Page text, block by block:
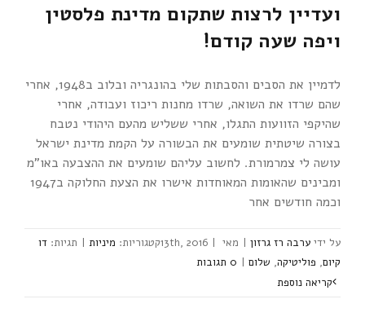
ועדיין לרצות שתקום מדינת פלסטין
ויפה שעה קודם!
לדמיין את הסבים והסבתות שלי בהונגריה ובלוב ב1948, אחרי
שהם שרדו את השואה, שרדו מחנות ריכוז ועבודה, אחרי
שהיקפי הזוועות התגלו, אחרי ששליש מהעם היהודי נטבח
בצורה שיטתית שומעים את הבשורה על הקמת מדינת ישראל
עושה לי צמרמורת. לחשוב עליהם שומעים את ההצבעה באו"מ
ומבינים שהאומות המאוחדות אישרו את הצעת החלוקה ב1947
וכמה חודשים אחר
ערבה רז גרזון | מאי 13th, 2016 | מיניות |
דו
קיום, פוליטיקה, שלום | ‎0 תגובות